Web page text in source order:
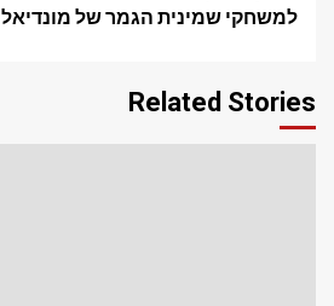
למשחקי שמינית הגמר של מונדיאל 2026
Related Stories